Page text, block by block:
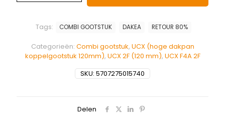
SKU: 5707275015740
Categorieën: Combi gootstuk, UCX (hoge dakpan
koppelgootstuk 120mm), UCX 2F (120 mm), UCX F4A 2F
Tags: COMBI GOOTSTUK DAKEA RETOUR 80%
Delen